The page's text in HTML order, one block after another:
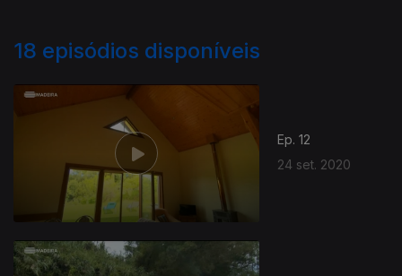
18 episódios disponíveis
Ep. 12
24 set. 2020